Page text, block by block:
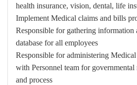
health insurance, vision, dental, life
Implement Medical claims and bills
Responsible for gathering information
database for all employees
Responsible for administering Medical
with Personnel team for
and process